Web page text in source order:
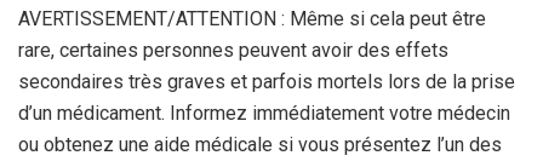
AVERTISSEMENT/ATTENTION : Même si cela peut être
rare, certaines personnes peuvent avoir des effets
secondaires très graves et parfois mortels lors de la prise
d’un médicament. Informez immédiatement votre médecin
ou obtenez une aide médicale si vous présentez l’un des